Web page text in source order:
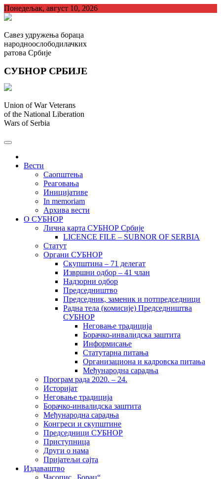
Skip
to
Понедељак, август 10, 2026
Савез удружења бораца
народноослободилачких
ратова Србије
СУБНОР СРБИЈЕ
Union of War Veterans
of the National Liberation
Wars of Serbia
Вести
Саопштења
Реаговања
Иницијативе
In memoriam
Архива вести
О СУБНОР
Лична карта СУБНОР Србије
LICENCE FILE – SUBNOR OF SERBIA
Статут
Органи СУБНОР
Скупштина – 71 делегат
Извршни одбор – 41 члан
Надзорни одбор
Председништво
Председник, заменик и потпредседници
Радна тела (комисије) Председништва
СУБНОР
Неговање традиција
Борачко-инвалидска заштита
Информисање
Статутарна питања
Организациона и кадровска питања
Међународна сарадња
Програм рада 2020. – 24.
Историјат
Неговање традиција
Борачко-инвалидска заштита
Међународна сарадња
Конгреси и скупштине
Председници СУБНОР
Приступница
Други о нама
Пријатељи сајта
Издаваштво